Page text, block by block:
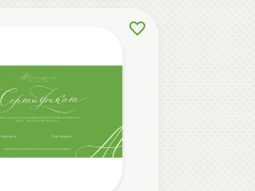
150мл, Гель-